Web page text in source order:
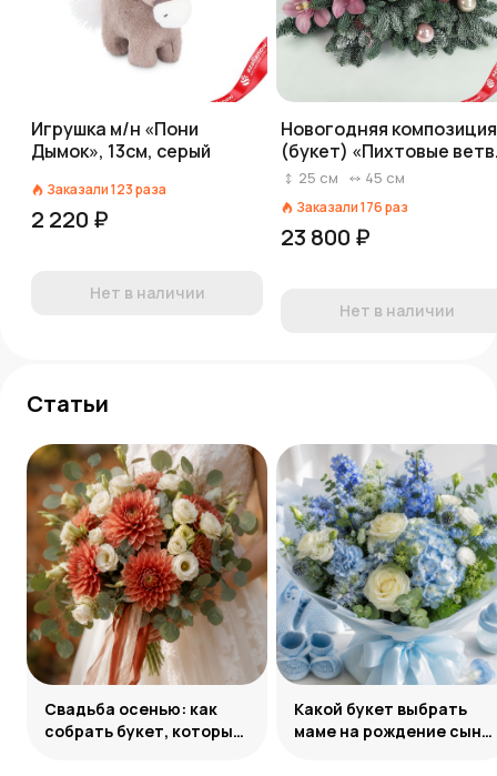
Игрушка м/н «Пони
Дымок», 13см, серый
Заказали123раза
2 220 ₽
Нет в наличии
Новогодняя композиция
(букет) «Пихтовые
с ангелом и
25 см 45 см
Заказали176раз
23 800 ₽
Нет в наличии
Статьи
Свадьба осенью: как
собрать букет, который
Какой букет выбрать
маме на рождение сына: